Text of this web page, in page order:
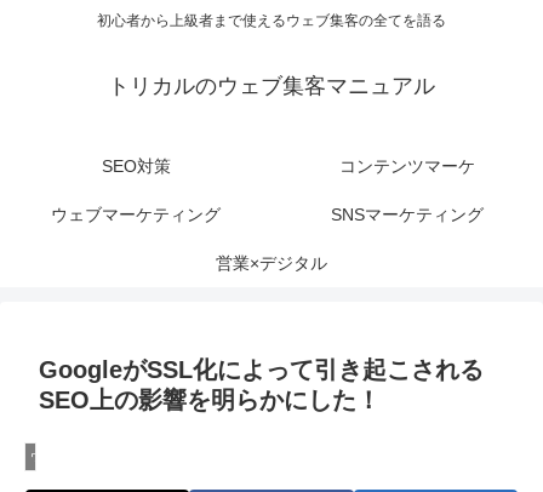
初心者から上級者まで使えるウェブ集客の全てを語る
トリカルのウェブ集客マニュアル
SEO対策 コンテンツマーケ
ウェブマーケティング SNSマーケティング
営業×デジタル
GoogleがSSL化によって引き起こされる
SEO上の影響を明らかにした！
ウェブ制作を理解しよう